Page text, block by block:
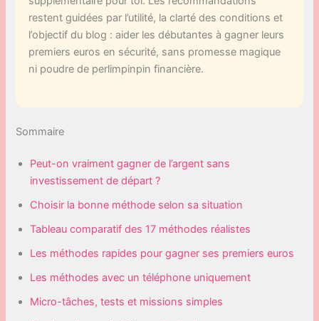
restent guidées par l’utilité, la clarté des conditions et
l’objectif du blog : aider les débutantes à gagner leurs
premiers euros en sécurité, sans promesse magique
ni poudre de perlimpinpin financière.
Sommaire
Peut-on vraiment gagner de l’argent sans
investissement de départ ?
Choisir la bonne méthode selon sa situation
Tableau comparatif des 17 méthodes réalistes
Les méthodes rapides pour gagner ses premiers euros
Les méthodes avec un téléphone uniquement
Micro-tâches, tests et missions simples